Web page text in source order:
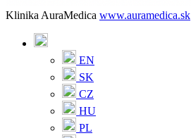
Klinika AuraMedica www.auramedica.sk
EN
SK
CZ
HU
PL